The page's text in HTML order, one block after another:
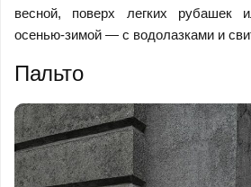
весной, поверх легких рубашек
осенью-зимой — с водолазками и
Пальто